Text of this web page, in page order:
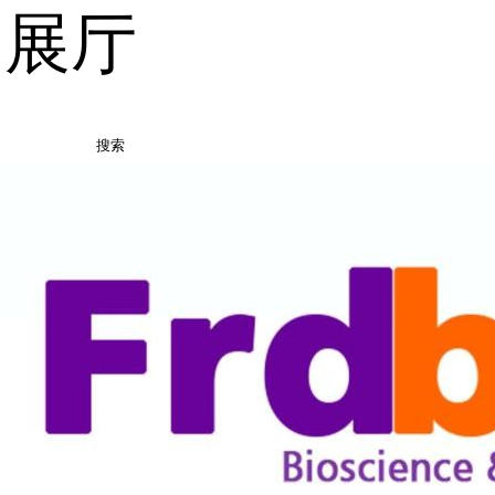
厅
搜索